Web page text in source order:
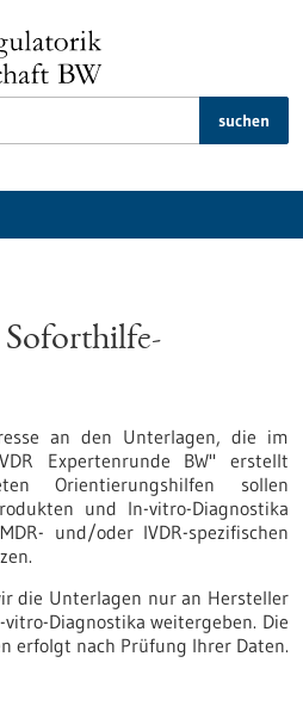
suchen
an den Unterlagen, die im
Expertenrunde BW" erstellt
Orientierungshilfen sollen
und In-vitro-Diagnostika
und/oder IVDR-spezifischen
die Unterlagen nur an Hersteller
Diagnostika weitergeben. Die
erfolgt nach Prüfung Ihrer Daten.